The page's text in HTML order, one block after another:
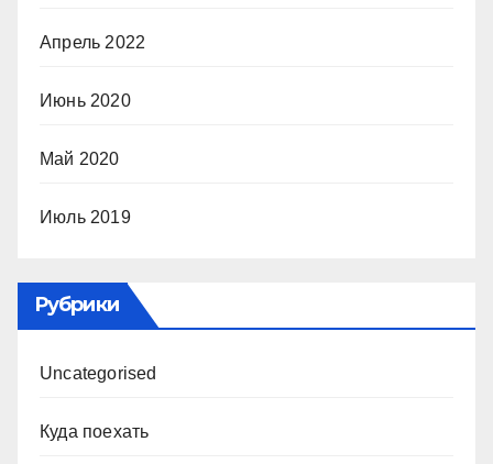
Апрель 2022
Июнь 2020
Май 2020
Июль 2019
Рубрики
Uncategorised
Куда поехать